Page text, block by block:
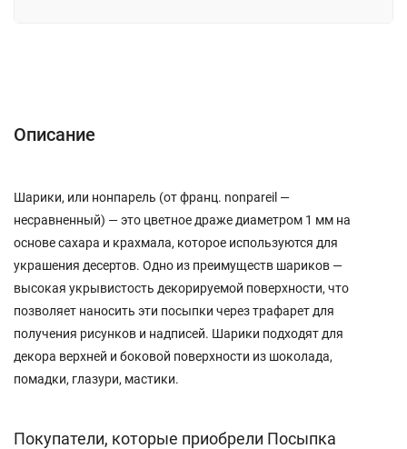
Описание
Шарики, или нонпарель (от франц. nonpareil —
несравненный) — это цветное драже диаметром 1 мм на
основе сахара и крахмала, которое используются для
украшения десертов. Одно из преимуществ шариков —
высокая укрывистость декорируемой поверхности, что
позволяет наносить эти посыпки через трафарет для
получения рисунков и надписей. Шарики подходят для
декора верхней и боковой поверхности из шоколада,
помадки, глазури, мастики.
Покупатели, которые приобрели Посыпка